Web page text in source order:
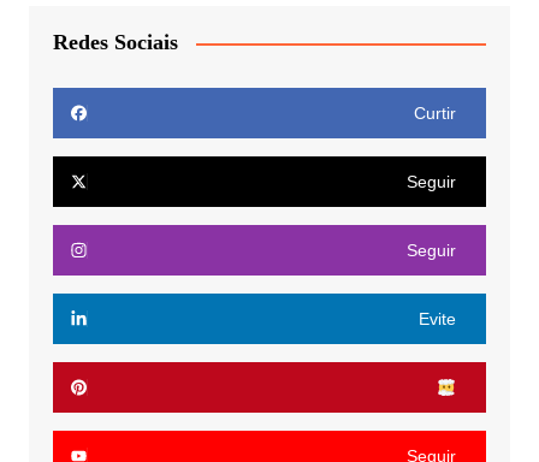
Redes Sociais
Curtir
Seguir
Seguir
Evite
Seguir